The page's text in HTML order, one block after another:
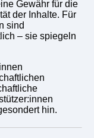
Gewähr für die
der Inhalte. Für
sind
– sie spiegeln
hin.